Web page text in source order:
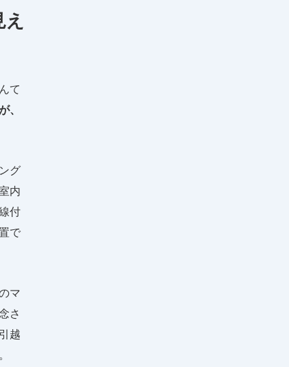
て
、
グ
内
付
で
マ
さ
越